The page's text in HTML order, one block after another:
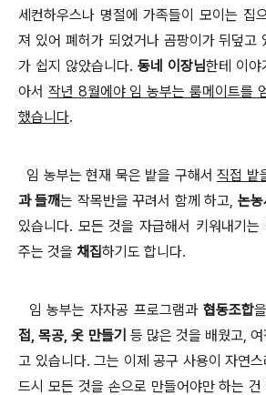
세컨하우스나 명절에 가족들이 모이는 집
져 있어 폐허가 되었거나 곰팡이가 뒤덮고
가 쉽지 않았습니다. 동네 이장님한테 이야
아서 작년 8월에야 임 농부는 룸메이트를
했습니다.
임 농부는 현재 묵은 밭을 구해서 직접 밭
과 들깨는 작목반을 꾸려서 함께 하고, 논농
있습니다. 모든 것을 자급해서 키워내기는
주는 것을 채집하기도 합니다.
임 농부는 자자공 프로그램과 협동조합
접 ,목공,옷 만들기 등 많은 것을 배웠고,
고 있습니다. 그는 이제 공구 사용이 자연
드시 모든 것을 손으로 만들어야만 하는 건